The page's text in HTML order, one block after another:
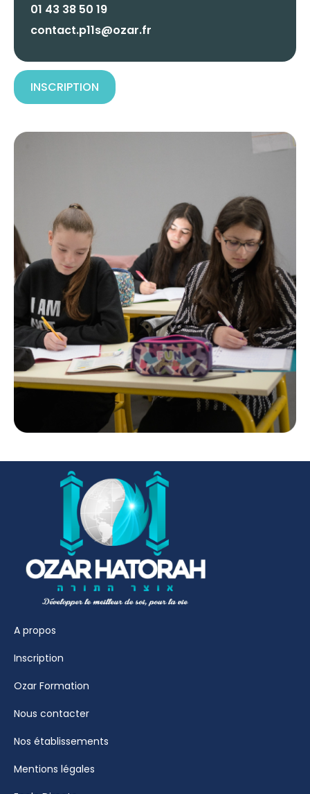
01 43 38 50 19
contact.p11s@ozar.fr
INSCRIPTION
A propos
Inscription
Ozar Formation
Nous contacter
Nos établissements
Mentions légales